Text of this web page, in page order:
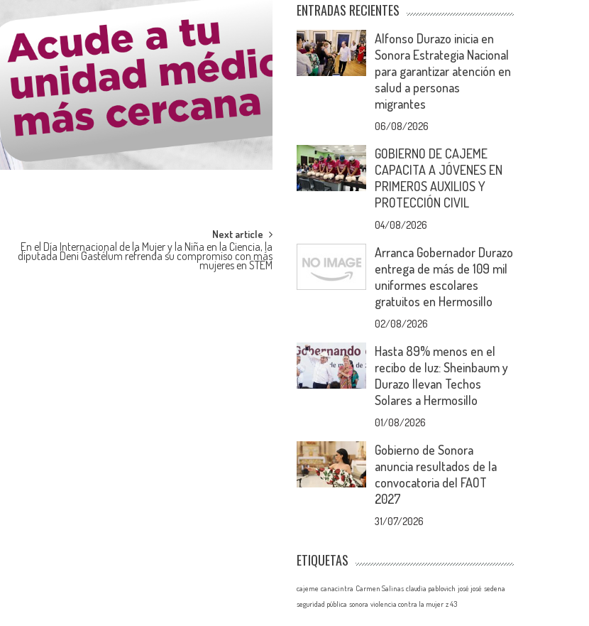
Next article
En el Día Internacional de la Mujer y la Niña en la Ciencia, la
diputada Deni Gastélum refrenda su compromiso con más
mujeres en STEM
ENTRADAS RECIENTES
Alfonso Durazo inicia en
Sonora Estrategia Nacional
para garantizar atención en
salud a personas
migrantes
06/08/2026
GOBIERNO DE CAJEME
CAPACITA A JÓVENES EN
PRIMEROS AUXILIOS Y
PROTECCIÓN CIVIL
04/08/2026
Arranca Gobernador Durazo
entrega de más de 109 mil
uniformes escolares
gratuitos en Hermosillo
02/08/2026
Hasta 89% menos en el
recibo de luz: Sheinbaum y
Durazo llevan Techos
Solares a Hermosillo
01/08/2026
Gobierno de Sonora
anuncia resultados de la
convocatoria del FAOT
2027
31/07/2026
ETIQUETAS
cajeme canacintra Carmen Salinas claudia pablovich josé josé sedena
seguridad pública sonora violencia contra la mujer z 43